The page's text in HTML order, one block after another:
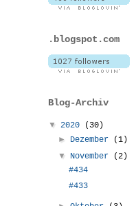
.blogspot.com
Blog-Archiv
▼ 2020
(30)
► Dezember
(1)
▼ November
(2)
#434
#433